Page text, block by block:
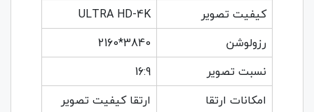
کیفیت تصویر
ULTRA HD-4K
رزولوشن
3840*2160
نسبت تصویر
16:9
امکانات ارتقا
ارتقا کیفیت تصویر